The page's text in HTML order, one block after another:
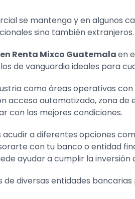
se mantenga y en algunos
sino también extranjeros.
Renta Mixco Guatemalaen
de vanguardia ideales para
como áreas operativas
acceso automatizado, zona de
con las mejores condiciones.
a diferentes opciones
con tu banco o entidad
ayudar a cumplir la inversión
diversas entidades